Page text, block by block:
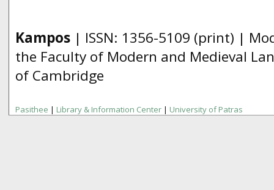
Kampos | ISSN: 1356­-5109 (print) |
the Faculty of Modern and Medieval
of Cambridge
Pasithee | Library & Information Center | University of Patras